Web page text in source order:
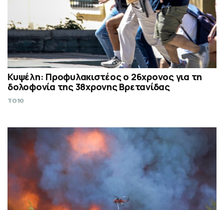
Κυψέλη: Προφυλακιστέος ο 26χρονος για τη
δολοφονία της 38χρονης Βρετανίδας
TO10